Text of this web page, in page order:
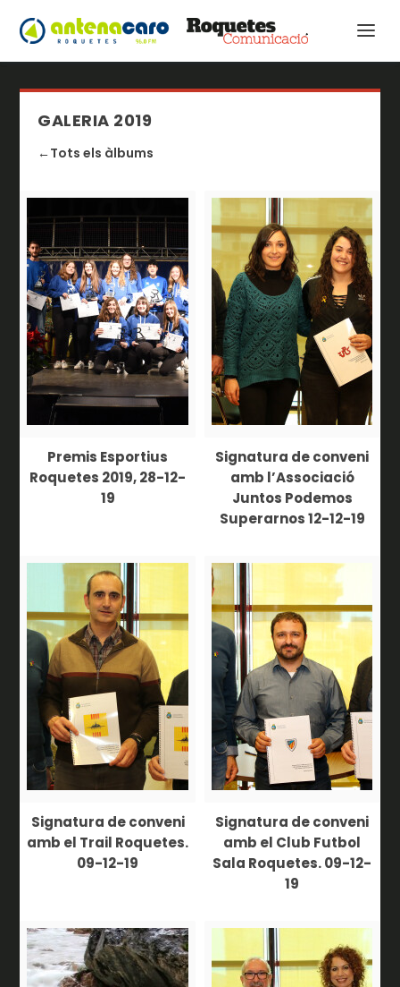
GALERIA 2019
←Tots els àlbums
Premis Esportius
Roquetes 2019, 28-12-
19
Signatura de conveni
amb l’Associació
Juntos Podemos
Superarnos 12-12-19
Signatura de conveni
amb el Trail Roquetes.
09-12-19
Signatura de conveni
amb el Club Futbol
Sala Roquetes. 09-12-
19